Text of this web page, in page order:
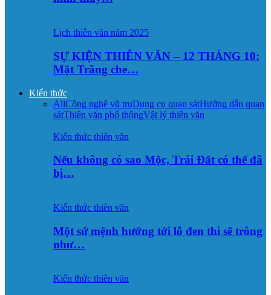
Lịch thiên văn năm 2025
SỰ KIỆN THIÊN VĂN – 12 THÁNG 10:
Mặt Trăng che…
Kiến thức
AllCông nghệ vũ trụDụng cụ quan sátHướng dẫn quan
sátThiên văn phổ thôngVật lý thiên văn
Kiến thức thiên văn
Nếu không có sao Mộc, Trái Đất có thể đã
bị…
Kiến thức thiên văn
Một sứ mệnh hướng tới lỗ đen thì sẽ trông
như…
Kiến thức thiên văn